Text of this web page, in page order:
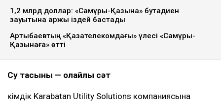
1,2 млрд доллар: «Самұрық-Қазына» бутадиен
зауытына қаржы іздей бастады
Артықбаевтың «Қазақтелекомдағы» үлесі «Самұрық-
Қазынаға» өтті
Су тасқыны — қолайлы сәт
Әкімдік Karabatan Utility Solutions компаниясына